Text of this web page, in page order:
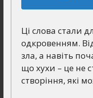
Ці слова стали
одкровенням.
зла, а навіть
що хухи – це не
створіння, які